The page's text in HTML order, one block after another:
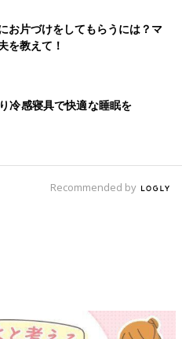
お片づけをしてもらうには？マ
を教えて！
冷感寝具で快適な睡眠を
Recommended by
婦の感染症対策、知っておいて！